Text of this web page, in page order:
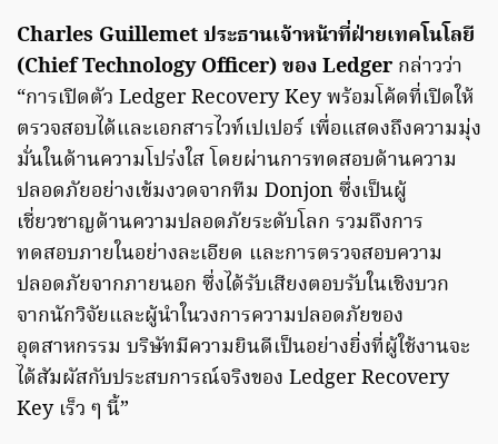
Charles Guillemet ประธานเจ้าหน้าที่ฝ่ายเทคโนโลยี
(Chief Technology Officer) ของ Ledger กล่าวว่า
“การเปิดตัว Ledger Recovery Key พร้อมโค้ดที่เปิดให้
ตรวจสอบได้และเอกสารไวท์เปเปอร์ เพื่อแสดงถึงความมุ่ง
มั่นในด้านความโปร่งใส โดยผ่านการทดสอบด้านความ
ปลอดภัยอย่างเข้มงวดจากทีม Donjon ซึ่งเป็นผู้
เชี่ยวชาญด้านความปลอดภัยระดับโลก รวมถึงการ
ทดสอบภายในอย่างละเอียด และการตรวจสอบความ
ปลอดภัยจากภายนอก ซึ่งได้รับเสียงตอบรับในเชิงบวก
จากนักวิจัยและผู้นำในวงการความปลอดภัยของ
อุตสาหกรรม บริษัทมีความยินดีเป็นอย่างยิ่งที่ผู้ใช้งานจะ
ได้สัมผัสกับประสบการณ์จริงของ Ledger Recovery
Key เร็ว ๆ นี้”